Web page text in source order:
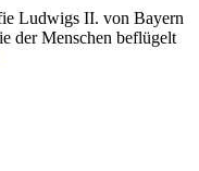
Ludwigs II. von Bayern
der Menschen beflügelt